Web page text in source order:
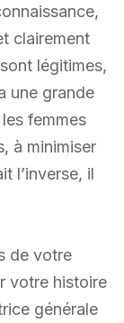
clairement
légitimes,
une grande
femmes
à minimiser
l’inverse, il
de votre
votre histoire
générale